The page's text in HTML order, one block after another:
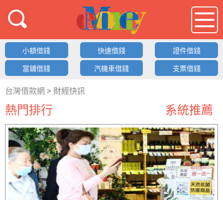
借錢LOGO
小額借錢 快速借錢 證件借錢
當鋪借錢 汽機車借錢 支票借錢
台灣借款網 > 財經快訊
熱門排行 系統推薦